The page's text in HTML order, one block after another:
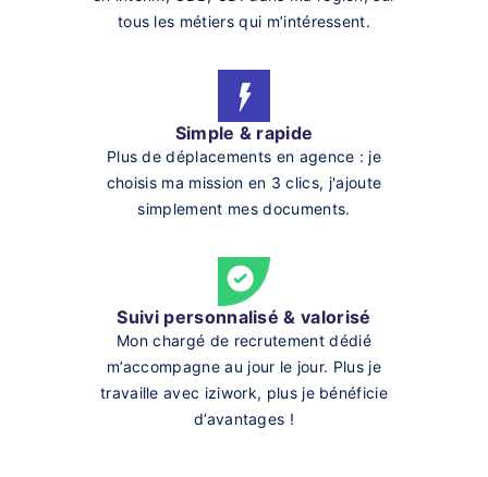
tous les métiers qui m’intéressent.
Simple & rapide
Plus de déplacements en agence : je
choisis ma mission en 3 clics, j'ajoute
simplement mes documents.
Suivi personnalisé & valorisé
Mon chargé de recrutement dédié
m’accompagne au jour le jour. Plus je
travaille avec iziwork, plus je bénéficie
d’avantages !